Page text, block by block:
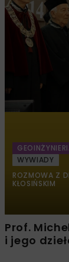
WYWIADY
ROZMOWA Z
KŁOSIŃSKIM
Prof.
i jego